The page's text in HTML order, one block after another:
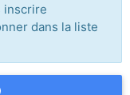
inscrire
dans la liste